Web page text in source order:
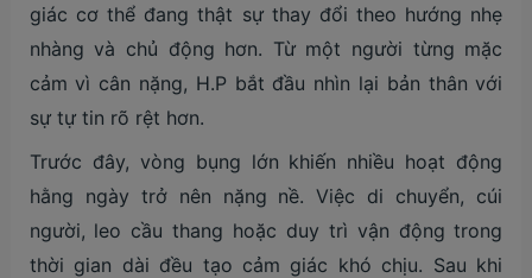
giác cơ thể đang thật sự thay đổi theo hướng nhẹ
nhàng và chủ động hơn. Từ một người từng mặc
cảm vì cân nặng, H.P bắt đầu nhìn lại bản thân với
sự tự tin rõ rệt hơn.
Trước đây, vòng bụng lớn khiến nhiều hoạt động
hằng ngày trở nên nặng nề. Việc di chuyển, cúi
người, leo cầu thang hoặc duy trì vận động trong
thời gian dài đều tạo cảm giác khó chịu. Sau khi